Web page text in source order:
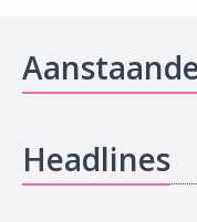
Headlines